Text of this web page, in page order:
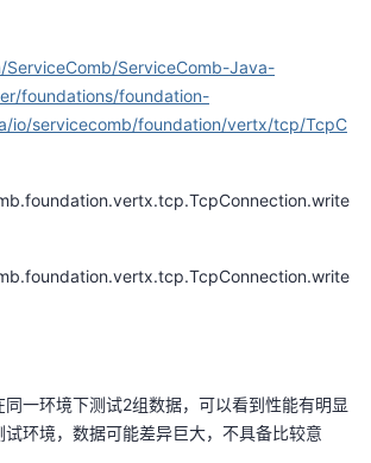
ServiceComb-Java-
foundations/foundation-
io/servicecomb/foundation/vertx/tcp/TcpC
一环境下测试2组数据，可以看到性能有明显
环境，数据可能差异巨大，不具备比较意